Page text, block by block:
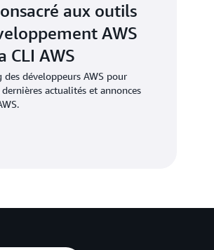
aux outils
AWS
CLI AWS
des développeurs AWS pour
actualités et annonces